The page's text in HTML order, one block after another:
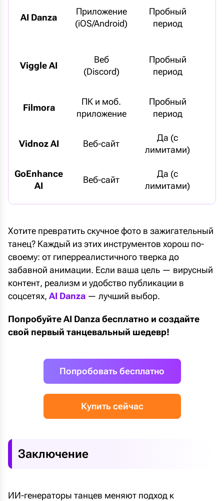
AI Danza
Приложение
(iOS/Android)
Пробный
период
Viggle AI
Веб
(Discord)
Пробный
период
Filmora
ПК и моб.
приложение
Пробный
период
Vidnoz AI Веб-сайт
Да (с
лимитами)
GoEnhance
AI
Веб-сайт
Да (с
лимитами)
Хотите превратить скучное фото в зажигательный
танец? Каждый из этих инструментов хорош по-
своему: от гиперреалистичного тверка до
забавной анимации. Если ваша цель — вирусный
контент, реализм и удобство публикации в
соцсетях, AI Danza — лучший выбор.
Попробуйте AI Danza бесплатно и создайте
свой первый танцевальный шедевр!
Попробовать бесплатно
Купить сейчас
Заключение
ИИ-генераторы танцев меняют подход к